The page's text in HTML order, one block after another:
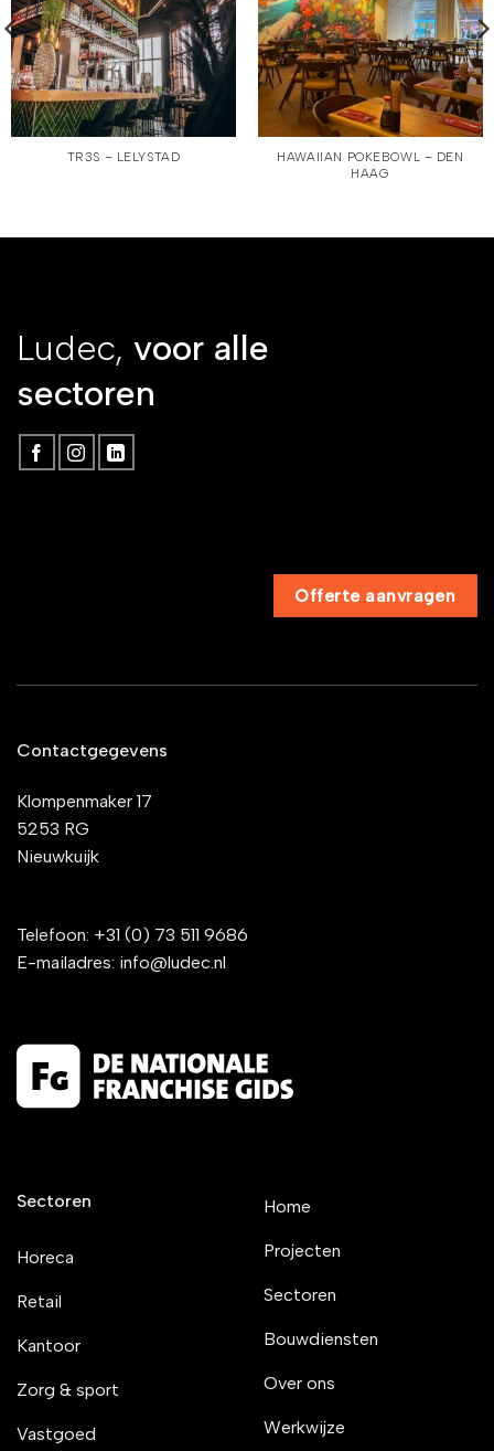
TR3S – LELYSTAD
HAWAIIAN POKEBOWL – DEN
HAAG
Ludec, voor alle
sectoren
Offerte aanvragen
Contactgegevens
Klompenmaker 17
5253 RG
Nieuwkuijk
Telefoon: +31 (0) 73 511 9686
E-mailadres: info@ludec.nl
Sectoren
Horeca
Retail
Kantoor
Zorg & sport
Vastgoed
Home
Projecten
Sectoren
Bouwdiensten
Over ons
Werkwijze